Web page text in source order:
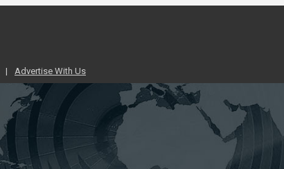
Advertise With Us